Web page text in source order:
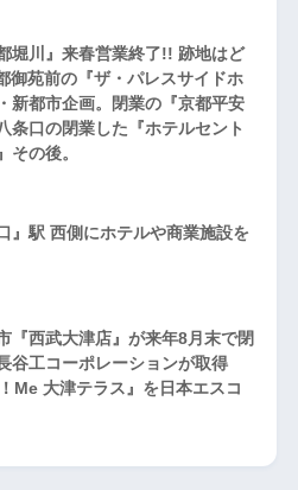
堀川』来春営業終了!! 跡地はど
御苑前の『ザ・パレスサイドホ
新都市企画。閉業の『京都平安
条口の閉業した『ホテルセント
その後。
』駅 西側にホテルや商業施設を
『西武大津店』が来年8月末で閉
谷工コーポレーションが取得
大津テラス』を日本エスコ